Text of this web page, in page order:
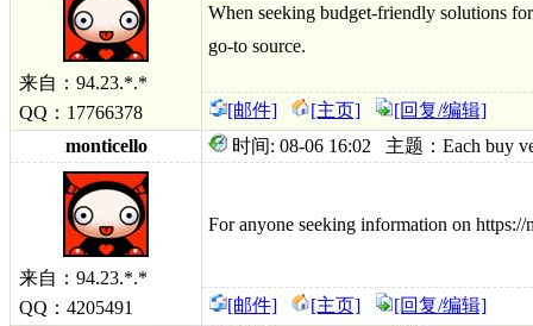
来自：94.23.*.*
QQ：17766378
When seeking budget-friendly solutions
go-to source.
[邮件] [主页]
[回复/编辑]
monticello
时间: 08-06 16:02 主题：Each buy
来自：94.23.*.*
QQ：4205491
For anyone seeking information on
[邮件] [主页]
[回复/编辑]